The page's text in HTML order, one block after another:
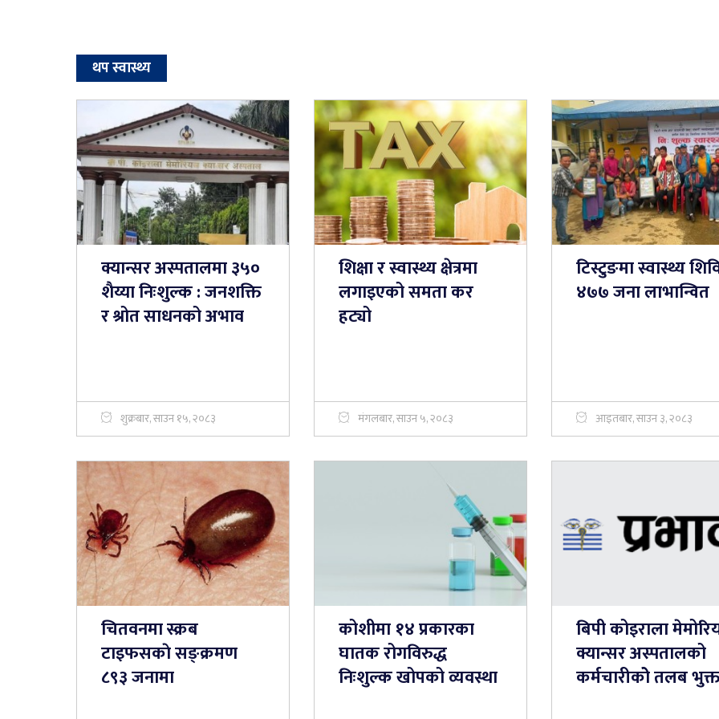
थप स्वास्थ्य
क्यान्सर अस्पतालमा ३५०
शैय्या निःशुल्क : जनशक्ति
र श्रोत साधनको अभाव
शुक्रबार, साउन १५, २०८३
शिक्षा र स्वास्थ्य क्षेत्रमा
लगाइएको समता कर
हट्यो
मंगलबार, साउन ५, २०८३
टिस्टुङमा स्वास्थ्य
४७७ जना लाभान्वित
आइतबार, साउन ३, २०८३
चितवनमा स्क्रब
टाइफसकाे सङ्क्रमण
८९३ जनामा
कोशीमा १४ प्रकारका
घातक रोगविरुद्ध
निःशुल्क खोपको व्यवस्था
बिपी कोइराला
क्यान्सर अस्पतालको
कर्मचारीकोे तलब